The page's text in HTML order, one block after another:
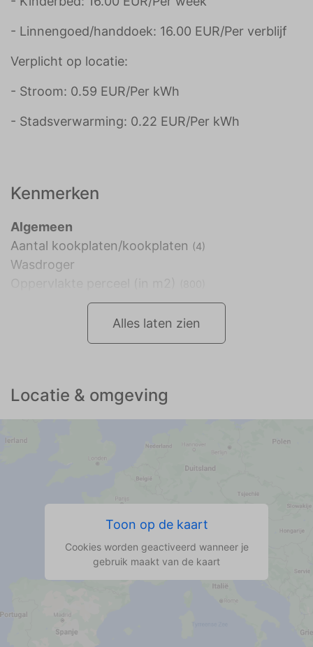
- Linnengoed/handdoek: 16.00 EUR/Per verblijf
Verplicht op locatie:
- Stroom: 0.59 EUR/Per kWh
- Stadsverwarming: 0.22 EUR/Per kWh
Kenmerken
Algemeen
Aantal kookplaten/kookplaten (4)
Wasdroger
Alles laten zien
Locatie & omgeving
Toon op de kaart
Cookies worden geactiveerd wanneer je
gebruik maakt van de kaart